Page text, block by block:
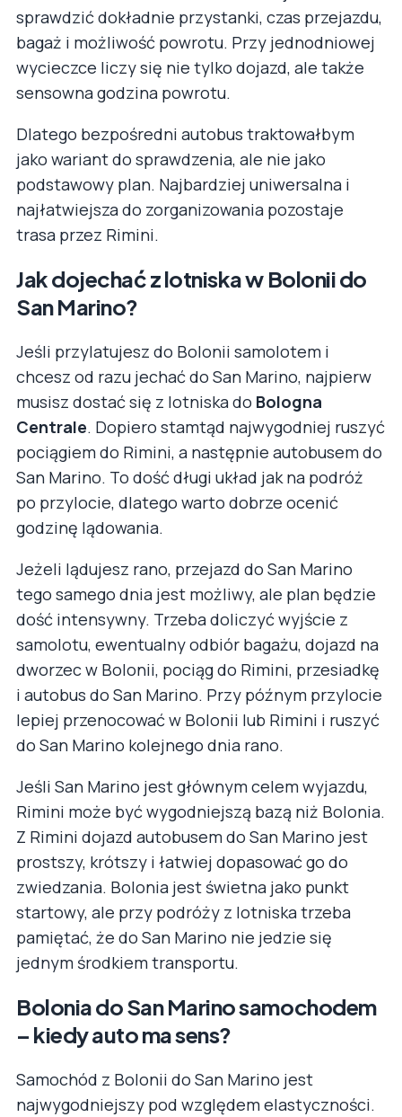
sprawdzić dokładnie przystanki, czas przejazdu,
bagaż i możliwość powrotu. Przy jednodniowej
wycieczce liczy się nie tylko dojazd, ale także
sensowna godzina powrotu.
Dlatego bezpośredni autobus traktowałbym
jako wariant do sprawdzenia, ale nie jako
podstawowy plan. Najbardziej uniwersalna i
najłatwiejsza do zorganizowania pozostaje
trasa przez Rimini.
Jak dojechać z lotniska w Bolonii do
San Marino?
Jeśli przylatujesz do Bolonii samolotem i
chcesz od razu jechać do San Marino, najpierw
musisz dostać się z lotniska do Bologna
Centrale. Dopiero stamtąd najwygodniej ruszyć
pociągiem do Rimini, a następnie autobusem do
San Marino. To dość długi układ jak na podróż
po przylocie, dlatego warto dobrze ocenić
godzinę lądowania.
Jeżeli lądujesz rano, przejazd do San Marino
tego samego dnia jest możliwy, ale plan będzie
dość intensywny. Trzeba doliczyć wyjście z
samolotu, ewentualny odbiór bagażu, dojazd na
dworzec w Bolonii, pociąg do Rimini, przesiadkę
i autobus do San Marino. Przy późnym przylocie
lepiej przenocować w Bolonii lub Rimini i ruszyć
do San Marino kolejnego dnia rano.
Jeśli San Marino jest głównym celem wyjazdu,
Rimini może być wygodniejszą bazą niż Bolonia.
Z Rimini dojazd autobusem do San Marino jest
prostszy, krótszy i łatwiej dopasować go do
zwiedzania. Bolonia jest świetna jako punkt
startowy, ale przy podróży z lotniska trzeba
pamiętać, że do San Marino nie jedzie się
jednym środkiem transportu.
Bolonia do San Marino samochodem
– kiedy auto ma sens?
Samochód z Bolonii do San Marino jest
najwygodniejszy pod względem elastyczności.